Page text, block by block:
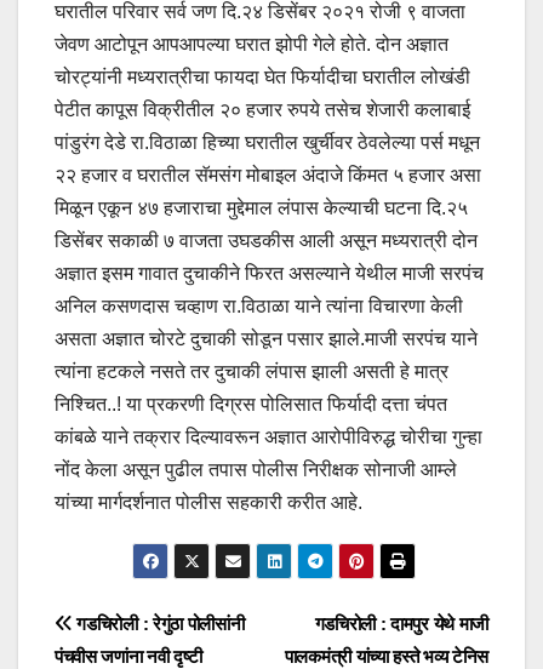
घरातील परिवार सर्व जण दि.२४ डिसेंबर २०२१ रोजी ९ वाजता
जेवण आटोपून आपआपल्या घरात झोपी गेले होते. दोन अज्ञात
चोरट्यांनी मध्यरात्रीचा फायदा घेत फिर्यादीचा घरातील लोखंडी
पेटीत कापूस विक्रीतील २० हजार रुपये तसेच शेजारी कलाबाई
पांडुरंग देडे रा.विठाळा हिच्या घरातील खुर्चीवर ठेवलेल्या पर्स मधून
२२ हजार व घरातील सॅमसंग मोबाइल अंदाजे किंमत ५ हजार असा
मिळून एकून ४७ हजाराचा मुद्देमाल लंपास केल्याची घटना दि.२५
डिसेंबर सकाळी ७ वाजता उघडकीस आली असून मध्यरात्री दोन
अज्ञात इसम गावात दुचाकीने फिरत असल्याने येथील माजी सरपंच
अनिल कसणदास चव्हाण रा.विठाळा याने त्यांना विचारणा केली
असता अज्ञात चोरटे दुचाकी सोडून पसार झाले.माजी सरपंच याने
त्यांना हटकले नसते तर दुचाकी लंपास झाली असती हे मात्र
निश्चित..! या प्रकरणी दिग्रस पोलिसात फिर्यादी दत्ता चंपत
कांबळे याने तक्रार दिल्यावरून अज्ञात आरोपीविरुद्ध चोरीचा गुन्हा
नोंद केला असून पुढील तपास पोलीस निरीक्षक सोनाजी आम्ले
यांच्या मार्गदर्शनात पोलीस सहकारी करीत आहे.
गडचिरोली : दामपुर येथे माजी
पालकमंत्री यांच्या हस्ते भव्य टेनिस
गडचिरोली : रेगुंठा पोलीसांनी
पंचवीस जणांना नवी दृष्टी